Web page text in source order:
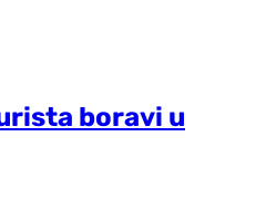
boravi u